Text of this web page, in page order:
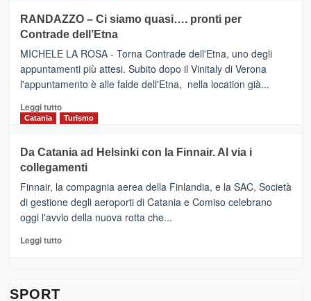
IL
NUOVO
SUMMER
CLUB
VIAGRANDE
(Ct)
–
Benanti
presenta
“Vino
&
Cultura
tappe
dell’enoturismo
RANDAZZO – Ci siamo quasi…. pronti per
Contrade dell’Etna
MICHELE LA ROSA - Torna Contrade dell'Etna, uno degli
appuntamenti più attesi. Subito dopo il Vinitaly di Verona
l'appuntamento è alle falde dell'Etna, nella location già...
Leggi tuttoLeggi
di
RANDAZZO
–
Ci
siamo
quasi….
pronti
per
Catania Turismo
Da Catania ad Helsinki con la Finnair. Al via i
collegamenti
Finnair, la compagnia aerea della Finlandia, e la SAC, Società
di gestione degli aeroporti di Catania e Comiso celebrano
oggi l'avvio della nuova rotta che...
Leggi tuttoLeggi
SPORT